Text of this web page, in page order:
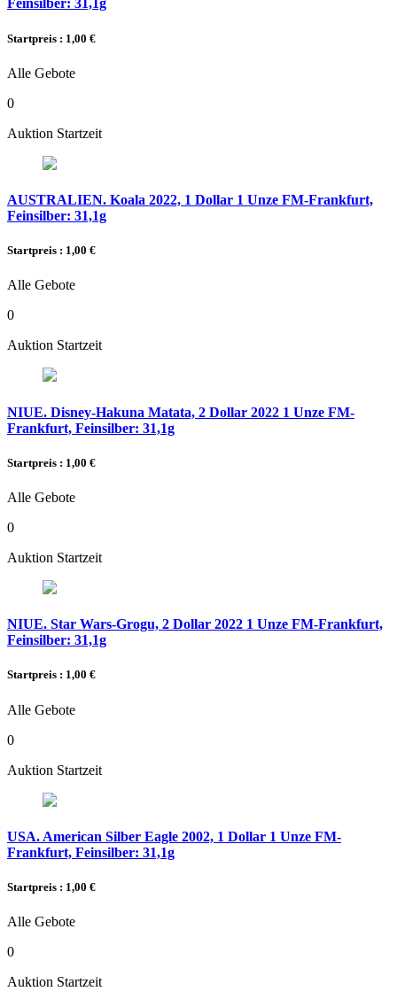
Feinsilber: 31,1g
Startpreis : 1,00 €
Alle Gebote
0
Auktion Startzeit
AUSTRALIEN. Koala 2022, 1 Dollar 1 Unze FM-Frankfurt,
Feinsilber: 31,1g
Startpreis : 1,00 €
Alle Gebote
0
Auktion Startzeit
NIUE. Disney-Hakuna Matata, 2 Dollar 2022 1 Unze FM-
Frankfurt, Feinsilber: 31,1g
Startpreis : 1,00 €
Alle Gebote
0
Auktion Startzeit
NIUE. Star Wars-Grogu, 2 Dollar 2022 1 Unze FM-Frankfurt,
Feinsilber: 31,1g
Startpreis : 1,00 €
Alle Gebote
0
Auktion Startzeit
USA. American Silber Eagle 2002, 1 Dollar 1 Unze FM-
Frankfurt, Feinsilber: 31,1g
Startpreis : 1,00 €
Alle Gebote
0
Auktion Startzeit